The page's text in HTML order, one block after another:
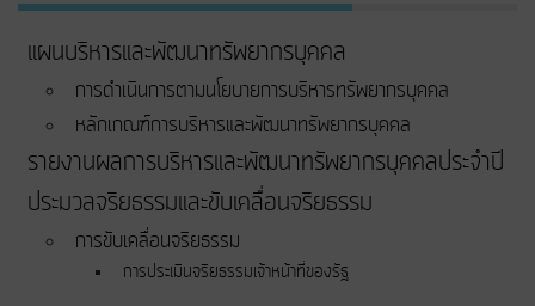
แผนบริหารและพัฒนาทรัพยากรบุคคล
การดำเนินการตามนโยบายการบริหารทรัพยากรบุคคล
หลักเกณฑ์การบริหารและพัฒนาทรัพยากรบุคคล
รายงานผลการบริหารและพัฒนาทรัพยากรบุคคลประจำปี
ประมวลจริยธรรมและขับเคลื่อนจริยธรรม
การขับเคลื่อนจริยธรรม
การประเมินจริยธรรมเจ้าหน้าที่ของรัฐ